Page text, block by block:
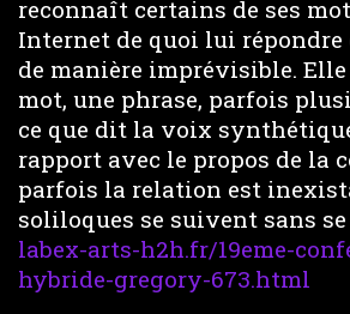
reconnaît certains de ses
Internet de quoi lui
de manière imprévisible.
mot, une phrase, parfois
ce que dit la voix
rapport avec le propos de la
parfois la relation est
soliloques se suivent sans
labex-arts-h2h.fr/19eme-
hybride-gregory-673.html